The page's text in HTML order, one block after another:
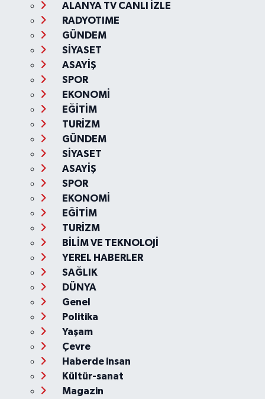
ALANYA TV CANLI İZLE
RADYOTIME
GÜNDEM
SİYASET
ASAYİŞ
SPOR
EKONOMİ
EĞİTİM
TURİZM
GÜNDEM
SİYASET
ASAYİŞ
SPOR
EKONOMİ
EĞİTİM
TURİZM
BİLİM VE TEKNOLOJİ
YEREL HABERLER
SAĞLIK
DÜNYA
Genel
Politika
Yaşam
Çevre
Haberde insan
Kültür-sanat
Magazin